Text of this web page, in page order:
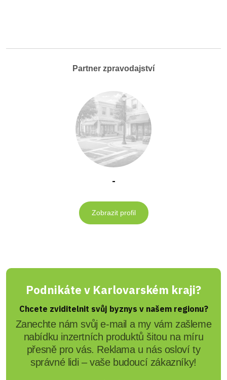
Partner zpravodajství
-
Zobrazit profil
Podnikáte v Karlovarském kraji?
Chcete zviditelnit svůj byznys v našem regionu?
Zanechte nám svůj e-mail a my vám zašleme
nabídku inzertních produktů šitou na míru
přesně pro vás. Reklama u nás osloví ty
správné lidi – vaše budoucí zákazníky!